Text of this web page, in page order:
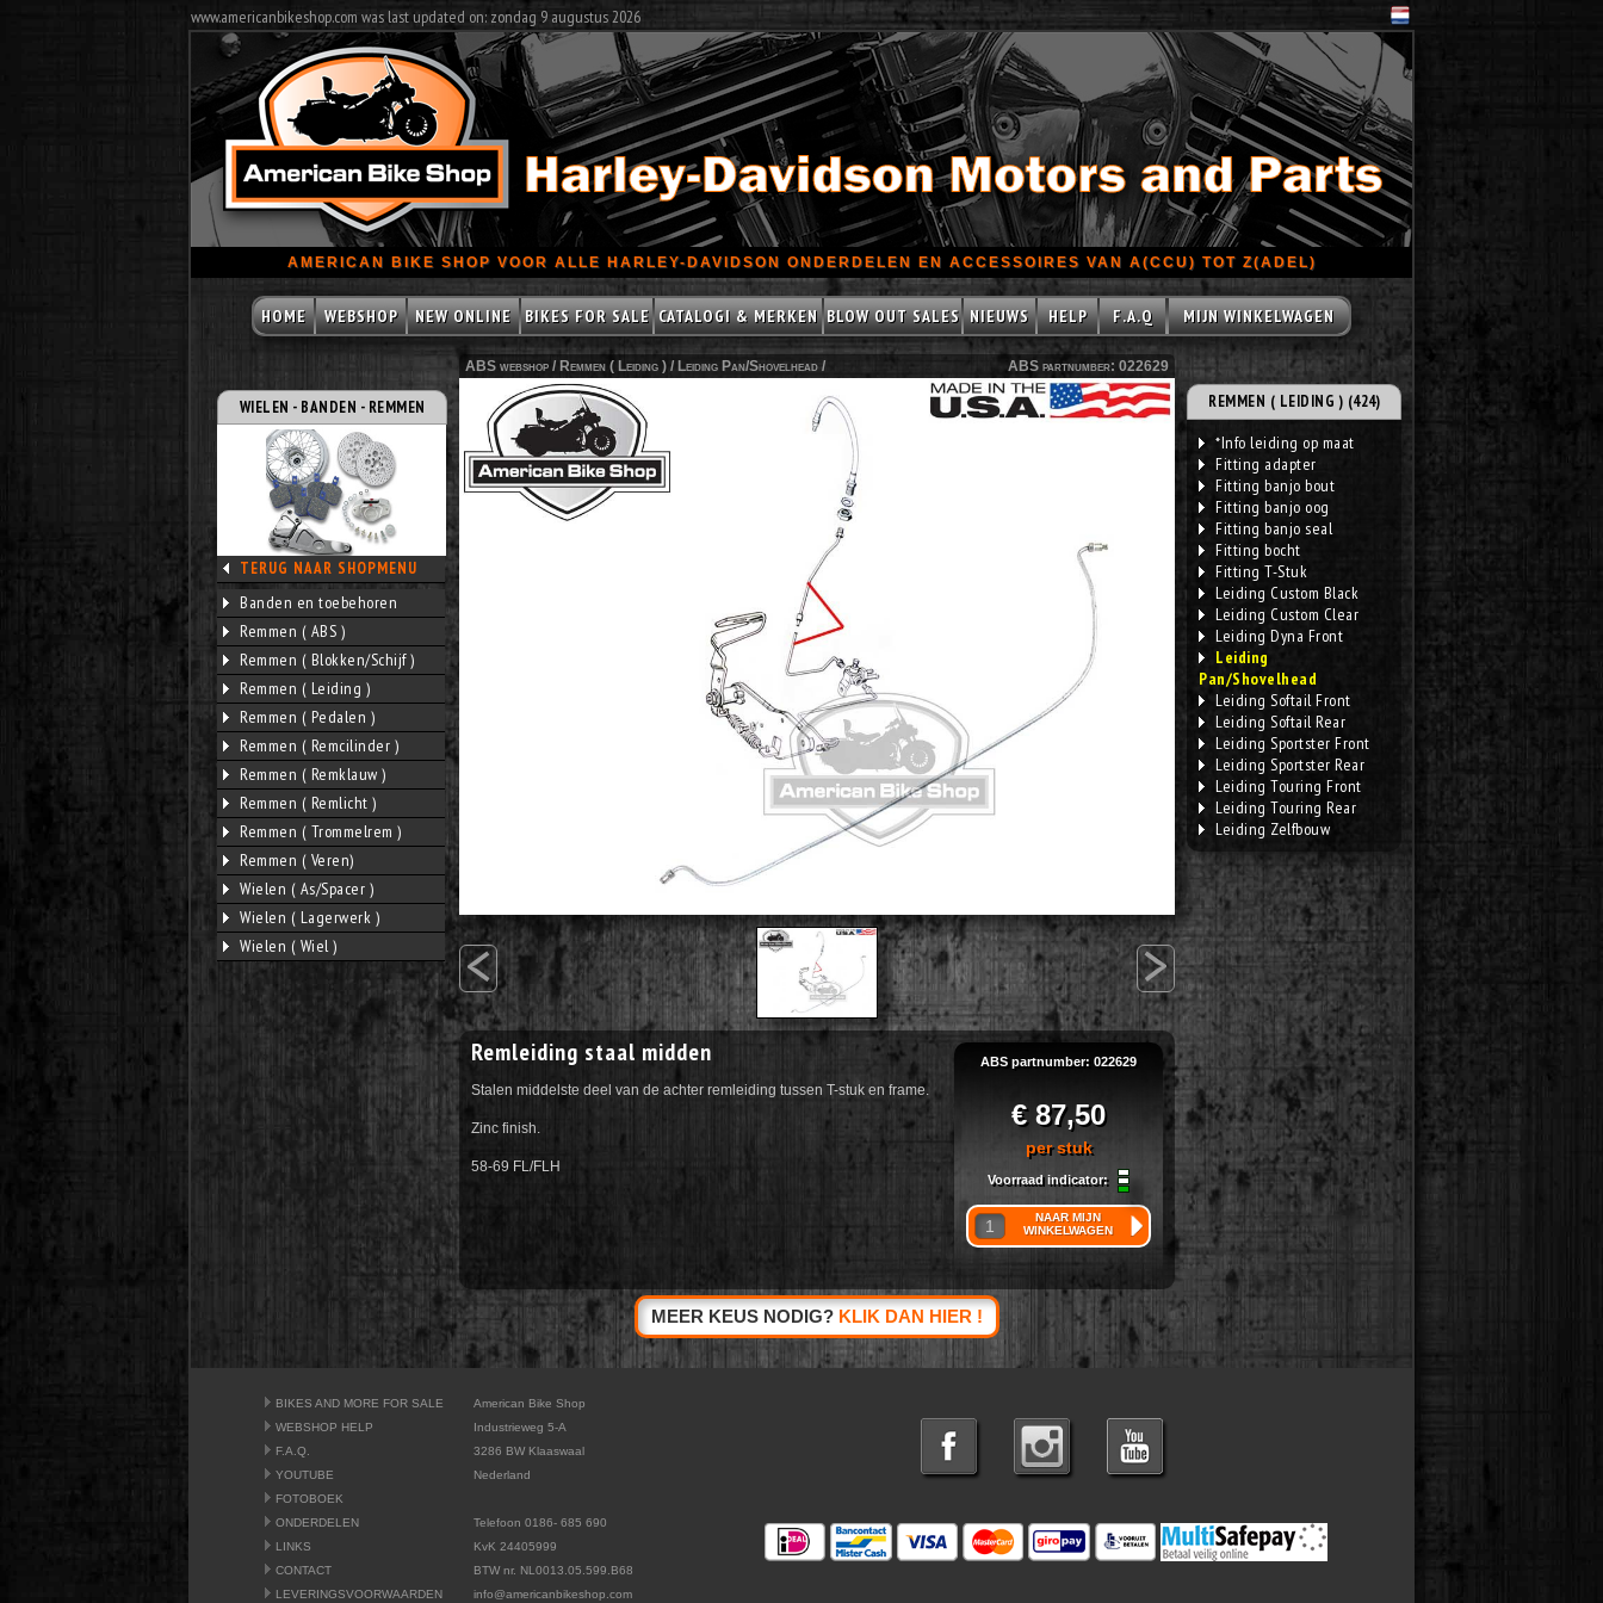
www.americanbikeshop.com was last updated on: zondag 9 augustus 2026
AMERICAN BIKE SHOP VOOR ALLE HARLEY-DAVIDSON ONDERDELEN EN ACCESSOIRES VAN A(CCU) TOT Z(ADEL)
HOME WEBSHOP NEW ONLINE BIKES FOR SALE CATALOGI & MERKEN BLOW OUT SALES NIEUWS HELP F.A.Q MIJN WINKELWAGEN
WIELEN - BANDEN - REMMEN
TERUG NAAR SHOPMENU
Banden en toebehoren
Remmen ( ABS )
Remmen ( Blokken/Schijf )
Remmen ( Leiding )
Remmen ( Pedalen )
Remmen ( Remcilinder )
Remmen ( Remklauw )
Remmen ( Remlicht )
Remmen ( Trommelrem )
Remmen ( Veren)
Wielen ( As/Spacer )
Wielen ( Lagerwerk )
Wielen ( Wiel )
ABS webshop / Remmen ( Leiding ) / Leiding Pan/Shovelhead / ABS partnumber: 022629
< >
Remleiding staal midden
Stalen middelste deel van de achter remleiding tussen T-stuk en frame.
Zinc finish.
58-69 FL/FLH
ABS partnumber: 022629
€ 87,50
per stuk
Voorraad indicator:
NAAR MIJN
WINKELWAGEN
MEER KEUS NODIG? KLIK DAN HIER !
REMMEN ( LEIDING ) (424)
*Info leiding op maat
Fitting adapter
Fitting banjo bout
Fitting banjo oog
Fitting banjo seal
Fitting bocht
Fitting T-Stuk
Leiding Custom Black
Leiding Custom Clear
Leiding Dyna Front
Leiding
Pan/Shovelhead
Leiding Softail Front
Leiding Softail Rear
Leiding Sportster Front
Leiding Sportster Rear
Leiding Touring Front
Leiding Touring Rear
Leiding Zelfbouw
BIKES AND MORE FOR SALE
WEBSHOP HELP
F.A.Q.
YOUTUBE
FOTOBOEK
ONDERDELEN
LINKS
CONTACT
LEVERINGSVOORWAARDEN
American Bike Shop
Industrieweg 5-A
3286 BW Klaaswaal
Nederland
Telefoon 0186- 685 690
KvK 24405999
BTW nr. NL0013.05.599.B68
info@americanbikeshop.com